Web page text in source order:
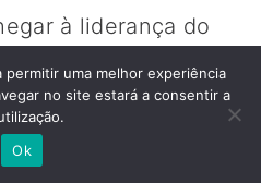
à liderança do
acabam
humano. Em outras
que passam é que
uma melhor experiência
no site estará a consentir a
Ok